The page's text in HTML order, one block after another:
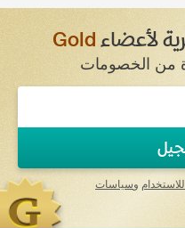
لأعضاءGold
من الخصومات
وسياسات